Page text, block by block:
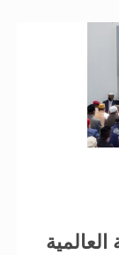
العالمية